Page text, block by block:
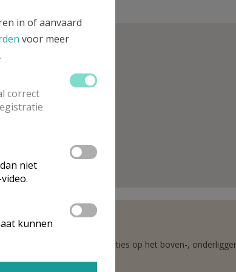
van andere organisaties op het boven-,
in of aanvaard
voor meer
correct
niet
kunnen